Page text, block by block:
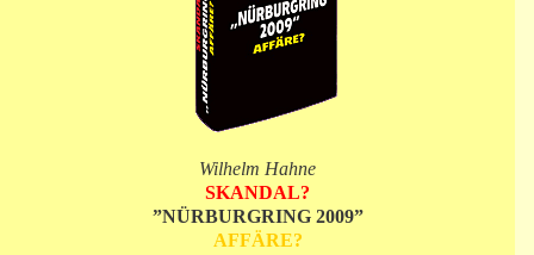
Wilhelm Hahne
SKANDAL?
”NÜRBURGRING 2009”
AFFÄRE?